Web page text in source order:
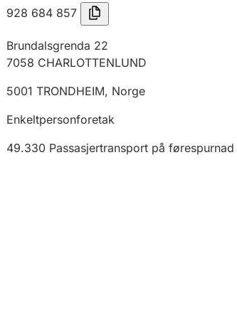
928 684 857
Brundalsgrenda 22
7058 CHARLOTTENLUND
5001 TRONDHEIM, Norge
Enkeltpersonforetak
49.330 Passasjertransport på